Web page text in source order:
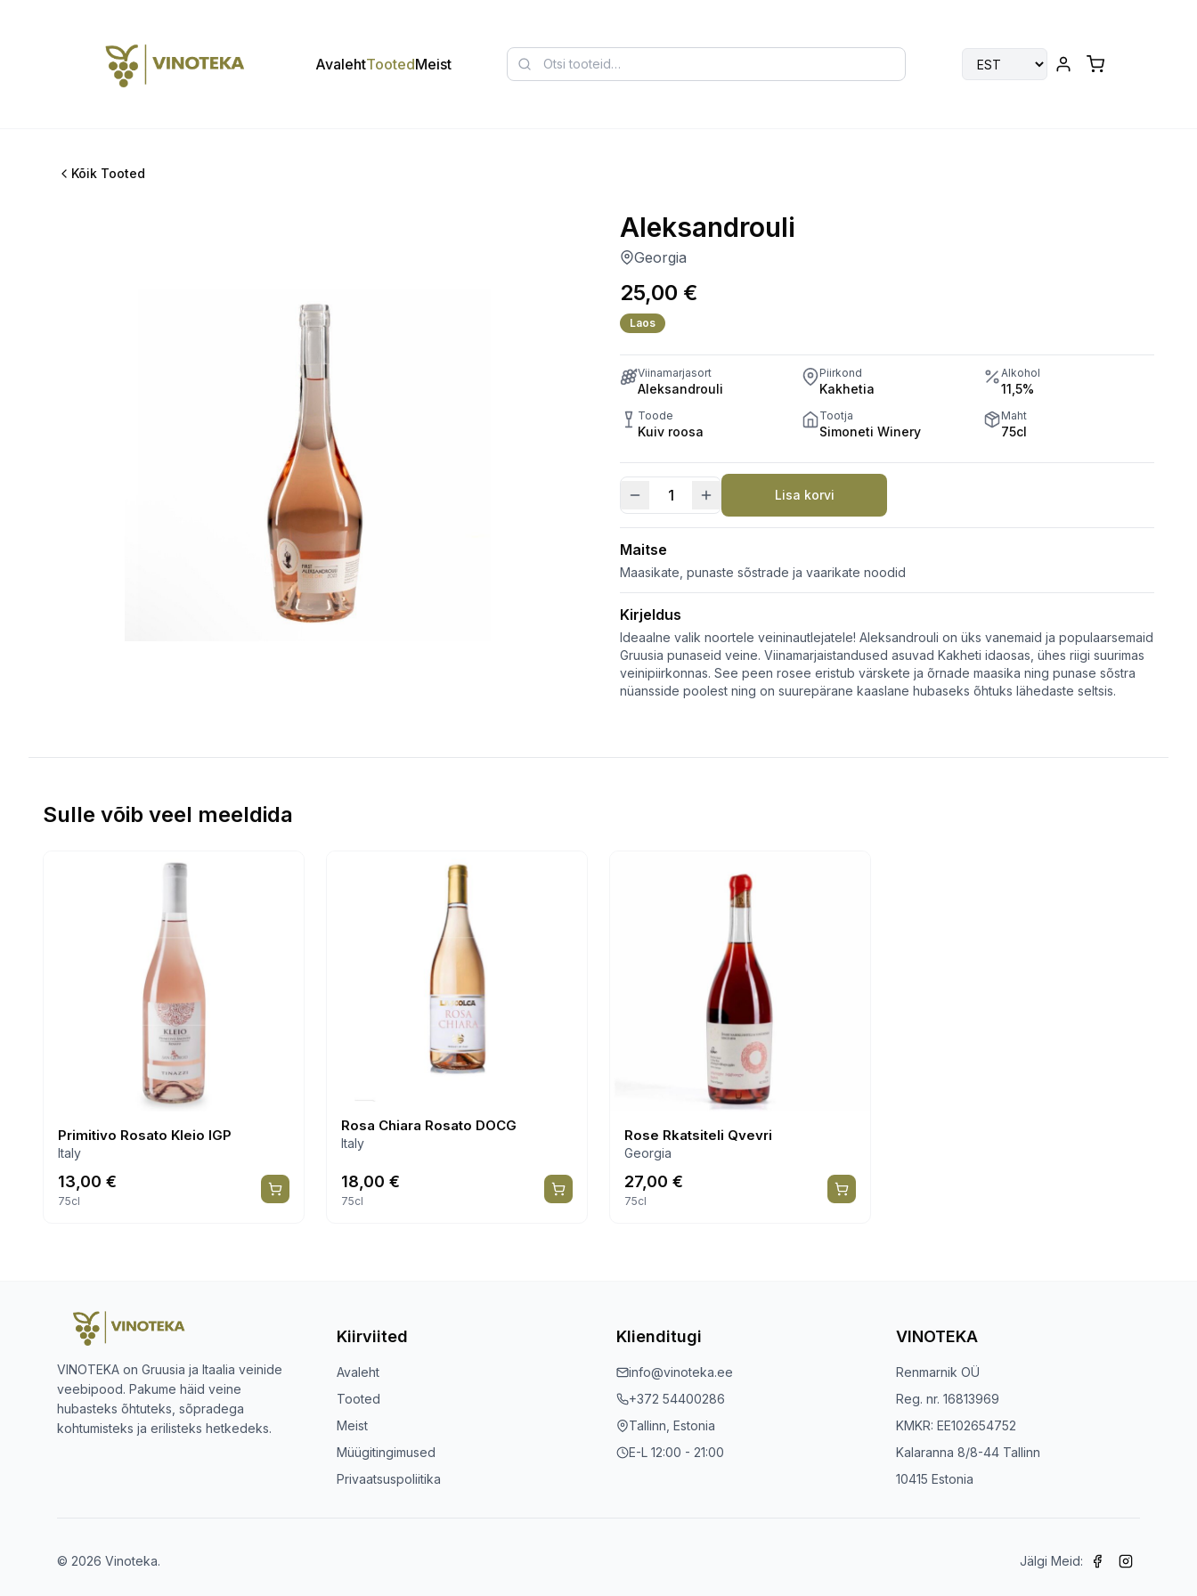
AvalehtTootedMeist
Kõik Tooted
Aleksandrouli
Georgia
25,00 €
Laos
Viinamarjasort
Aleksandrouli
Piirkond
Kakhetia
Alkohol
11,5%
Toode
Kuiv roosa
Tootja
Simoneti Winery
Maht
75cl
Aleksandrouli
kogus
Lisa korvi
Maitse
Maasikate, punaste sõstrade ja vaarikate noodid
Kirjeldus
Ideaalne valik noortele veininautlejatele! Aleksandrouli on üks vanemaid ja populaarsemaid
Gruusia punaseid veine. Viinamarjaistandused asuvad Kakheti idaosas, ühes riigi suurimas
veinipiirkonnas. See peen rosee eristub värskete ja õrnade maasika ning punase sõstra
nüansside poolest ning on suurepärane kaaslane hubaseks õhtuks lähedaste seltsis.
Sulle võib veel meeldida
Primitivo Rosato Kleio IGP
Italy
13,00 €
75cl
Rosa Chiara Rosato DOCG
Italy
18,00 €
75cl
Rose Rkatsiteli Qvevri
Georgia
27,00 €
75cl
VINOTEKA on Gruusia ja Itaalia veinide
veebipood. Pakume häid veine
hubasteks õhtuteks, sõpradega
kohtumisteks ja erilisteks hetkedeks.
Kiirviited
Avaleht
Tooted
Meist
Müügitingimused
Privaatsuspoliitika
Klienditugi
info@vinoteka.ee
+372 54400286
Tallinn, Estonia
E-L 12:00 - 21:00
VINOTEKA
Renmarnik OÜ
Reg. nr. 16813969
KMKR: EE102654752
Kalaranna 8/8-44 Tallinn
10415 Estonia
© 2026 Vinoteka. Jälgi Meid: